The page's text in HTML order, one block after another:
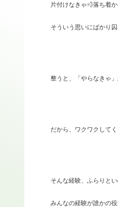
片付けなきゃ💨落ち着
そういう思いにばかり
整うと、「やらなきゃ
だから、ワクワクしてく
そんな経験、ふらりと
みんなの経験が誰かの役